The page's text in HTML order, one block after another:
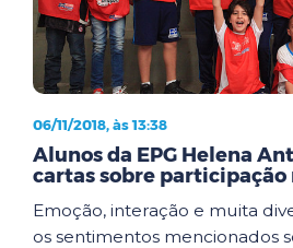
06/11/2018, às 13:38
Alunos da EPG Helena
cartas sobre participação
Emoção, interação e muita
os sentimentos mencionados